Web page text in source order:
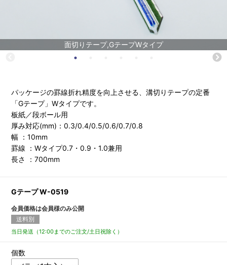
面切りテープ,GテープWタイプ
パッケージの罫線折れ精度を向上させる、溝切りテープの定番
「Gテープ」Wタイプです。
板紙／段ボール用
厚み対応(mm)：0.3/0.4/0.5/0.6/0.7/0.8
幅 ：10mm
罫線 ：Wタイプ0.7・0.9・1.0兼用
長さ ：700mm
Gテープ W-0519
会員価格は会員様のみ公開
送料別
当日発送（12:00までのご注文/土日祝除く）
個数